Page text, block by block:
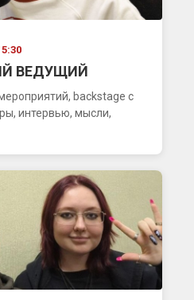
ВЕДУЩИЙ
backstage с
интервью, мысли,